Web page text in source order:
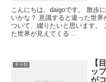
こんにちは。daigoです。 散歩
いかな？ 意識すると違った世
ついて、綴りたいと思います。
た世界が見えてくる ...
未分類
【
ッ
が